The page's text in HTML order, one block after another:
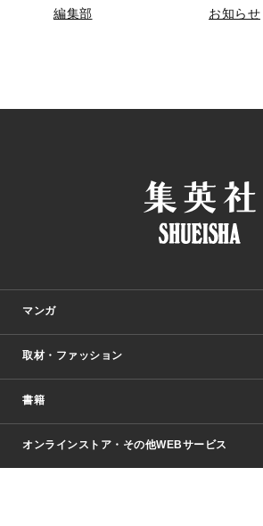
編集部 お知らせ
マンガ
少年マンガ
Vジャンプ
週刊ヤングジャンプ
少女マンガ
取材・ファッション
Seventeen
芸能・情報・スポーツ
書籍
文芸・文庫・総合
オンラインストア・その他WEBサービス